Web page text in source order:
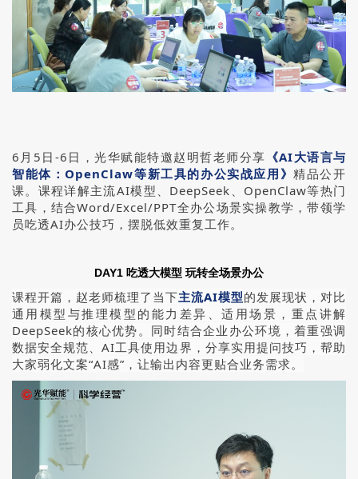
6月5日-6日，光华赋能特邀赵明哲老师分享 《AI大语言与
智能体：OpenClaw等新工具的办公实战应用》精品公开
课。课程详解主流AI模型、DeepSeek、OpenClaw等热门
工具，结合Word/Excel/PPT全办公场景实操教学，带领学
员吃透AI办公技巧，摆脱低效重复工作。
DAY1 吃透大模型 玩转全场景办公
课程开篇，赵老师梳理了当下主流AI模型的发展现状，对比
通用模型与推理模型的能力差异、适用场景，重点讲解
DeepSeek的核心优势。同时结合企业办公环境，着重强调
数据安全规范、AI工具使用边界，分享实用提问技巧，帮助
大家弱化文案“AI感”，让输出内容更贴合业务需求。